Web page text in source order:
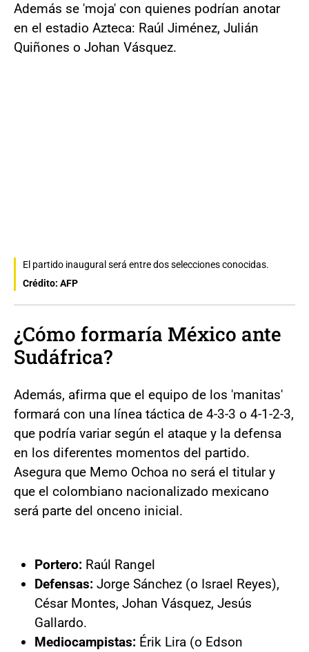
Además se 'moja' con quienes podrían anotar
en el estadio Azteca: Raúl Jiménez, Julián
Quiñones o Johan Vásquez.
El partido inaugural será entre dos selecciones conocidas.
Crédito: AFP
¿Cómo formaría México ante
Sudáfrica?
Además, afirma que el equipo de los 'manitas'
formará con una línea táctica de 4-3-3 o 4-1-2-3,
que podría variar según el ataque y la defensa
en los diferentes momentos del partido.
Asegura que Memo Ochoa no será el titular y
que el colombiano nacionalizado mexicano
será parte del onceno inicial.
Portero: Raúl Rangel
Defensas: Jorge Sánchez (o Israel Reyes),
César Montes, Johan Vásquez, Jesús
Gallardo.
Mediocampistas: Érik Lira (o Edson